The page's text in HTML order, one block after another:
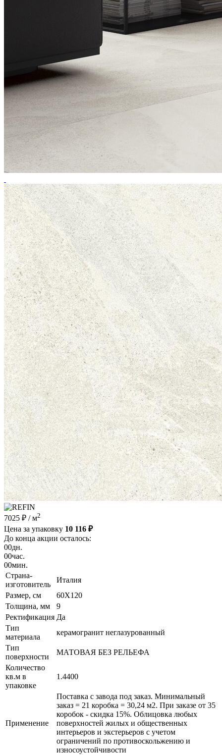
7025 ₽ / м2
Цена за упаковку 10 116 ₽
До конца акции осталось:
00дн.
00час.
00мин.
Страна-
изготовитель
Италия
Размер, см
60X120
Толщина, мм
9
Ректификация Да
Тип
материала
керамогранит неглазурованный
Тип
поверхности
МАТОВАЯ БЕЗ РЕЛЬЕФА
Количество
кв.м в
упаковке
1.4400
Применение
Поставка с завода под заказ. Минимальный
заказ = 21 коробка = 30,24 м2. При заказе от 35
коробок - скидка 15%. Облицовка любых
поверхностей жилых и общественных
интерьеров и экстерьеров с учетом
ограничений по противоскольжению и
износоустойчивости